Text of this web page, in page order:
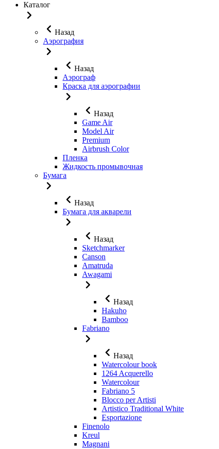
Каталог
Назад
Аэрография
Назад
Аэрограф
Краска для аэрографии
Назад
Game Air
Model Air
Premium
Airbrush Color
Пленка
Жидкость промывочная
Бумага
Назад
Бумага для акварели
Назад
Sketchmarker
Canson
Amatruda
Awagami
Назад
Hakuho
Bamboo
Fabriano
Назад
Watercolour book
1264 Acquerello
Watercolour
Fabriano 5
Blocco per Artisti
Artistico Traditional White
Esportazione
Finenolo
Kreul
Magnani